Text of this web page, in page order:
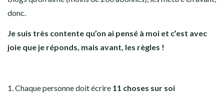
donc.
Je suis très contente qu’on ai pensé à moi et c’est avec
joie que je réponds, mais avant, les règles !
1. Chaque personne doit écrire 11 choses sur soi